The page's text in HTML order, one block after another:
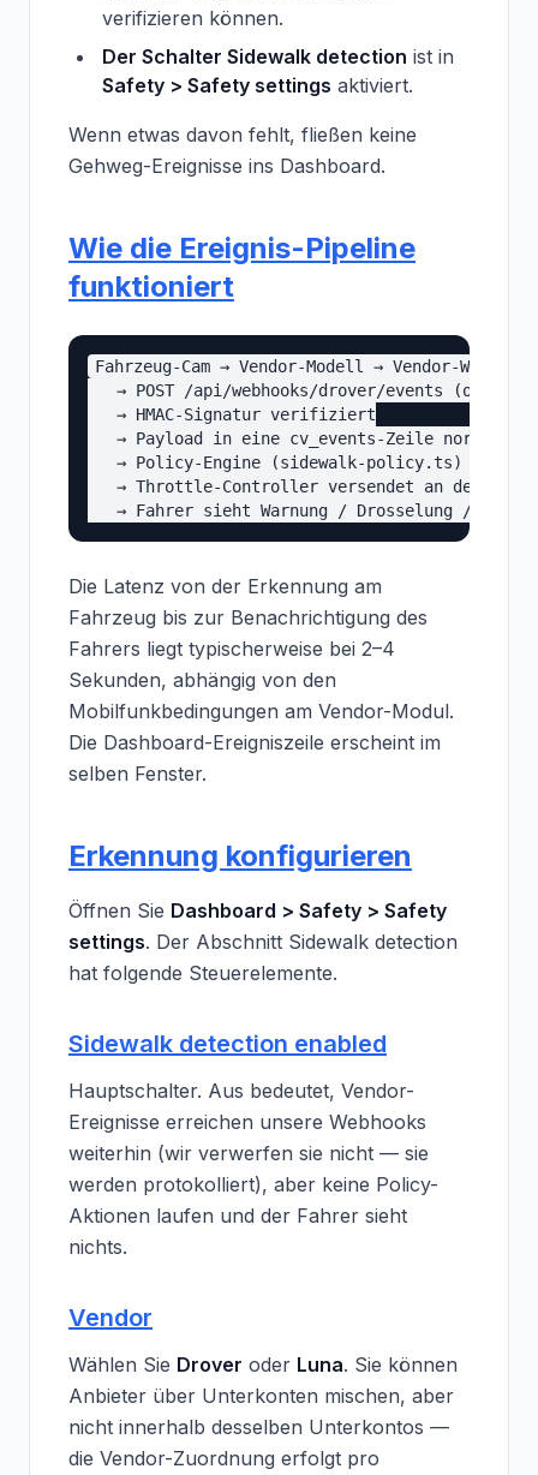
verifizieren können.
Der Schalter Sidewalk detection ist in
Safety > Safety settings aktiviert.
Wenn etwas davon fehlt, fließen keine
Gehweg-Ereignisse ins Dashboard.
Wie die Ereignis-Pipeline
funktioniert
Fahrzeug-Cam → Vendor-Modell → Vendor-Webhook
→ POST /api/webhooks/drover/events (oder /
   → HMAC-Signatur verifiziert
→ Payload in eine cv_events-Zeile
→ Policy-Engine (sidewalk-policy.ts)
→ Throttle-Controller versendet an den IoT-
Die Latenz von der Erkennung am
Fahrzeug bis zur Benachrichtigung des
Fahrers liegt typischerweise bei 2–4
Sekunden, abhängig von den
Mobilfunkbedingungen am Vendor-Modul.
Die Dashboard-Ereigniszeile erscheint im
selben Fenster.
Erkennung konfigurieren
Öffnen Sie Dashboard > Safety > Safety
settings. Der Abschnitt Sidewalk detection
hat folgende Steuerelemente.
Sidewalk detection enabled
Hauptschalter. Aus bedeutet, Vendor-
Ereignisse erreichen unsere Webhooks
weiterhin (wir verwerfen sie nicht — sie
werden protokolliert), aber keine Policy-
Aktionen laufen und der Fahrer sieht
nichts.
Vendor
Wählen Sie Drover oder Luna. Sie können
Anbieter über Unterkonten mischen, aber
nicht innerhalb desselben Unterkontos —
die Vendor-Zuordnung erfolgt pro